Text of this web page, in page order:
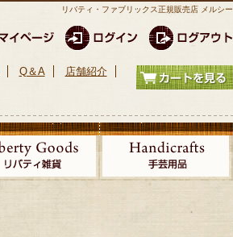
リバティ・ファブリックス正規販売店 メルシー
Q＆A 店舗紹介